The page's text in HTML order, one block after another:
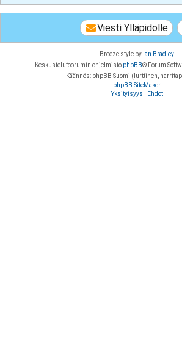
Viesti Ylläpidolle
Breeze style by Ian Bradley
Keskustelufoorumin ohjelmisto phpBB® Forum
Käännös: phpBB Suomi (lurttinen,
phpBB SiteMaker
Yksityisyys
Ehdot